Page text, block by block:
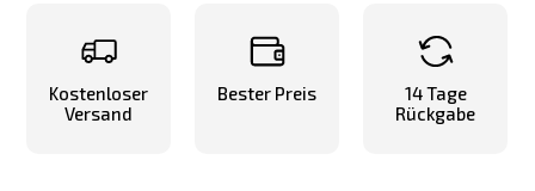
Kostenloser
Versand
Bester Preis
14 Tage
Rückgabe